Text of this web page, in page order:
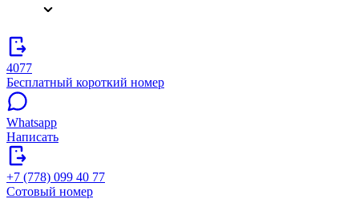
4077
Бесплатный короткий номер
Whatsapp
Написать
+7 (778) 099 40 77
Сотовый номер